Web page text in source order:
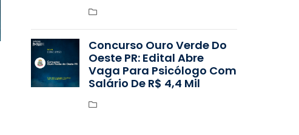
Concurso Ouro Verde Do
Oeste PR: Edital Abre
Vaga Para Psicólogo Com
Salário De R$ 4,4 Mil